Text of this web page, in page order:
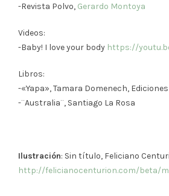
-Revista Polvo, Gerardo Montoya
Videos:
-Baby! I love your body https://
Libros:
-«Yapa», Tamara Domenech,
-¨Australia¨, Santiago La Rosa
Ilustración: Sin título, Feliciano
http://felicianocenturion.com/beta/